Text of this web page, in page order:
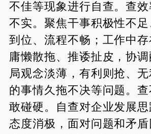
不佳等现象进行自查。查
不实。聚焦干事积极性不
到位、流程不畅；工作中存
庸懒散拖、推诿扯皮，协
局观念淡薄，有利则抢、
的事情久拖不决等问题。
敢碰硬。自查对企业发展
态度消极，面对问题和矛